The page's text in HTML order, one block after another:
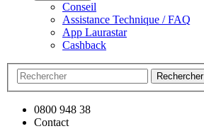
Conseil
Assistance Technique / FAQ
App Laurastar
Cashback
Rechercher
0800 948 38
Contact